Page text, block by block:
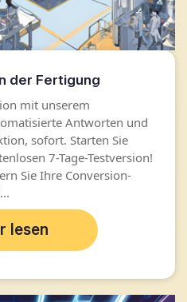
der Fertigung
mit unserem
Antworten und
sofort. Starten Sie
7-Tage-Testversion!
Sie Ihre Conversion-
lesen